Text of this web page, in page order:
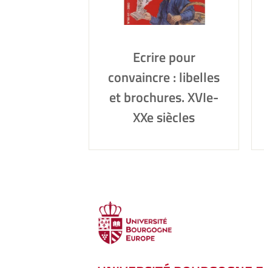
Ecrire pour
convaincre : libelles
et brochures. XVIe-
XXe siècles